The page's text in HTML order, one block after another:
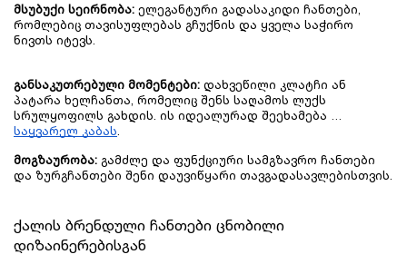
მსუბუქი სეირნობა: ელეგანტური გადასაკიდი ჩანთები,
რომლებიც თავისუფლებას გჩუქნის და ყველა საჭირო
ნივთს იტევს.
განსაკუთრებული მომენტები: დახვეწილი კლატჩი ან
პატარა ხელჩანთა, რომელიც შენს საღამოს ლუქს
საყვარელ კაბას.
მოგზაურობა: გამძლე და ფუნქციური სამგზავრო ჩანთები
და ზურგჩანთები შენი დაუვიწყარი თავგადასავლებისთვის.
ქალის ბრენდული ჩანთები ცნობილი
დიზაინერებისგან